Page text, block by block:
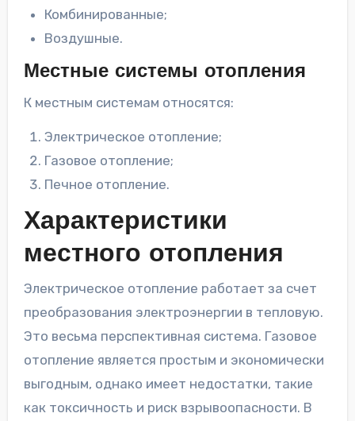
Комбинированные;
Воздушные.
Местные системы отопления
К местным системам относятся:
Электрическое отопление;
Газовое отопление;
Печное отопление.
Характеристики
местного отопления
Электрическое отопление работает за счет
преобразования электроэнергии в тепловую.
Это весьма перспективная система. Газовое
отопление является простым и экономически
выгодным, однако имеет недостатки, такие
как токсичность и риск взрывоопасности. В